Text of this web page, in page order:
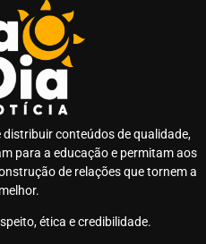
conteúdos de qualidade,
para a educação e permitam aos
de relações que tornem a
ética e credibilidade.